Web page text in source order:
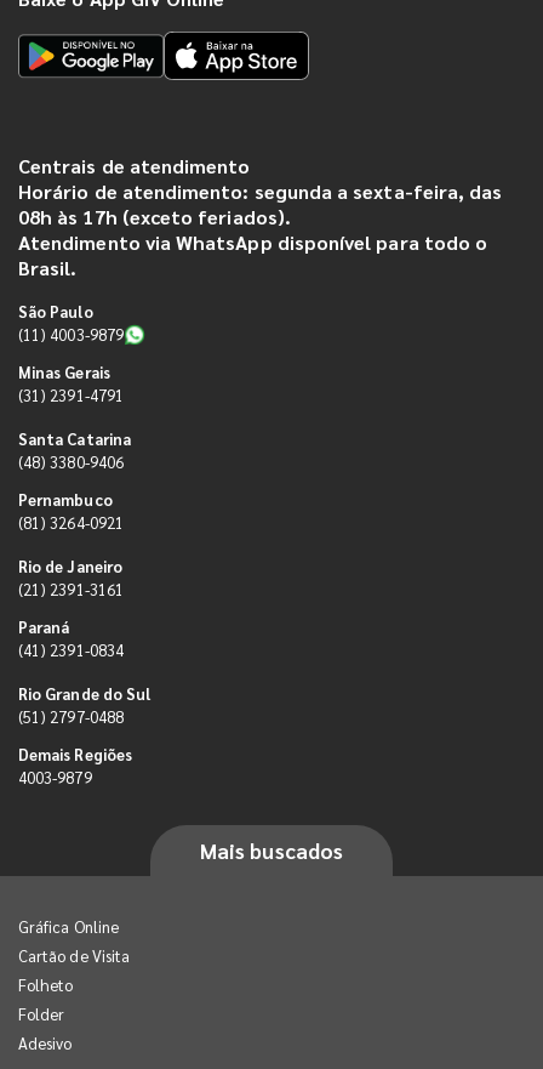
Centrais de atendimento
Horário de atendimento: segunda a sexta-feira, das
08h às 17h (exceto feriados).
Atendimento via WhatsApp disponível para todo o
Brasil.
São Paulo
(11) 4003-9879
Minas Gerais
(31) 2391-4791
Santa Catarina
(48) 3380-9406
Pernambuco
(81) 3264-0921
Rio de Janeiro
(21) 2391-3161
Paraná
(41) 2391-0834
Rio Grande do Sul
(51) 2797-0488
Demais Regiões
4003-9879
Mais buscados
Gráfica Online
Cartão de Visita
Folheto
Folder
Adesivo